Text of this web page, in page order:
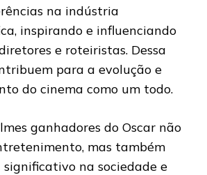
na indústria
inspirando e influenciando
e roteiristas. Dessa
para a evolução e
do cinema como um todo.
ganhadores do Oscar não
mas também
na sociedade e